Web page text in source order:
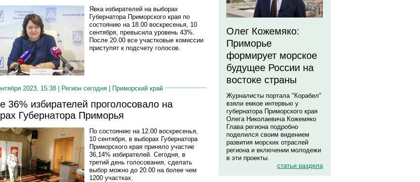
Явка избирателей на выборах
Губернатора Приморского края по
состоянию на 18.00 воскресенья, 10
сентября, превысила уровень 43%.
После 20.00 все участковые комиссии
приступят к подсчету голосов.
2023, 15:38 | Регион сегодня | Приморский край
36% избирателей проголосовало на
Губернатора Приморья
По состоянию на 12.00 воскресенья,
10 сентября, в выборах Губернатора
Приморского края приняло участие
36,14% избирателей. Сегодня, в
третий день голосования, сделать
выбор можно до 20.00 на более чем
1200 участках.
Олег Кожемяко:
Приморье
формирует морское
будущее России на
востоке страны
Журналисты портала "Корабел"
взяли емкое интервью у
губернатора Приморского края
Олега Николаевича Кожемяко
Глава региона подробно
поделился своим видением
развития морских отраслей
региона и включении молодежи
в эти проекты.
статьи раздела